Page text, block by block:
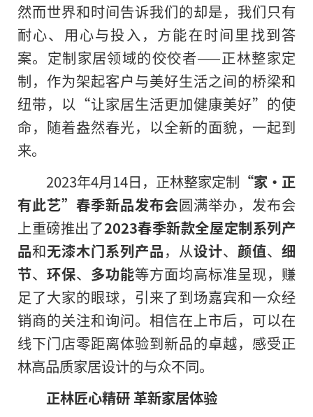
然而世界和时间告诉我们的却是，我们只有
耐心、用心与投入，方能在时间里找到答
案。定制家居领域的佼佼者——正林整家定
制，作为架起客户与美好生活之间的桥梁和
纽带，以“让家居生活更加健康美好”的使
命，随着盎然春光，以全新的面貌，一起到
来。
2023年4月14日，正林整家定制 “家·正
有此艺” 春季新品发布会圆满举办，发布会
上重磅推出了2023春季新款全屋定制系列产
品和无漆木门系列产品，从设计、 颜值、 细
节、 环保、 多功能等方面均高标准呈现，赚
足了大家的眼球，引来了到场嘉宾和一众经
销商的关注和询问。相信在上市后，可以在
线下门店零距离体验到新品的卓越，感受正
林高品质家居设计的与众不同。
正林匠心精研 革新家居体验